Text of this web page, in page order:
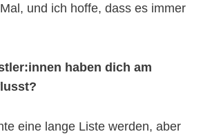
und ich hoffe, dass es immer
haben dich am
eine lange Liste werden, aber